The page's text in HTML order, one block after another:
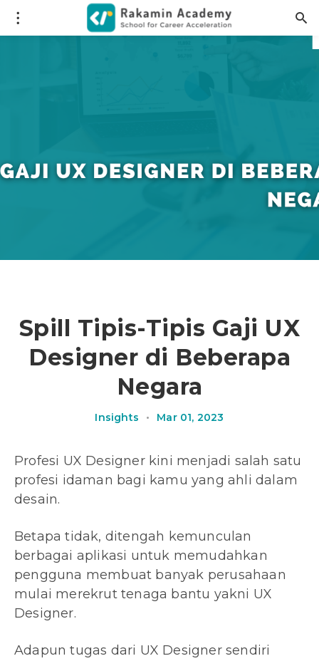
Spill Tipis-Tipis Gaji UX
Designer di Beberapa
Negara
Insights • Mar 01, 2023
Profesi UX Designer kini menjadi salah satu
profesi idaman bagi kamu yang ahli dalam
desain.
Betapa tidak, ditengah kemunculan
berbagai aplikasi untuk memudahkan
pengguna membuat banyak perusahaan
mulai merekrut tenaga bantu yakni UX
Designer.
Adapun tugas dari UX Designer sendiri